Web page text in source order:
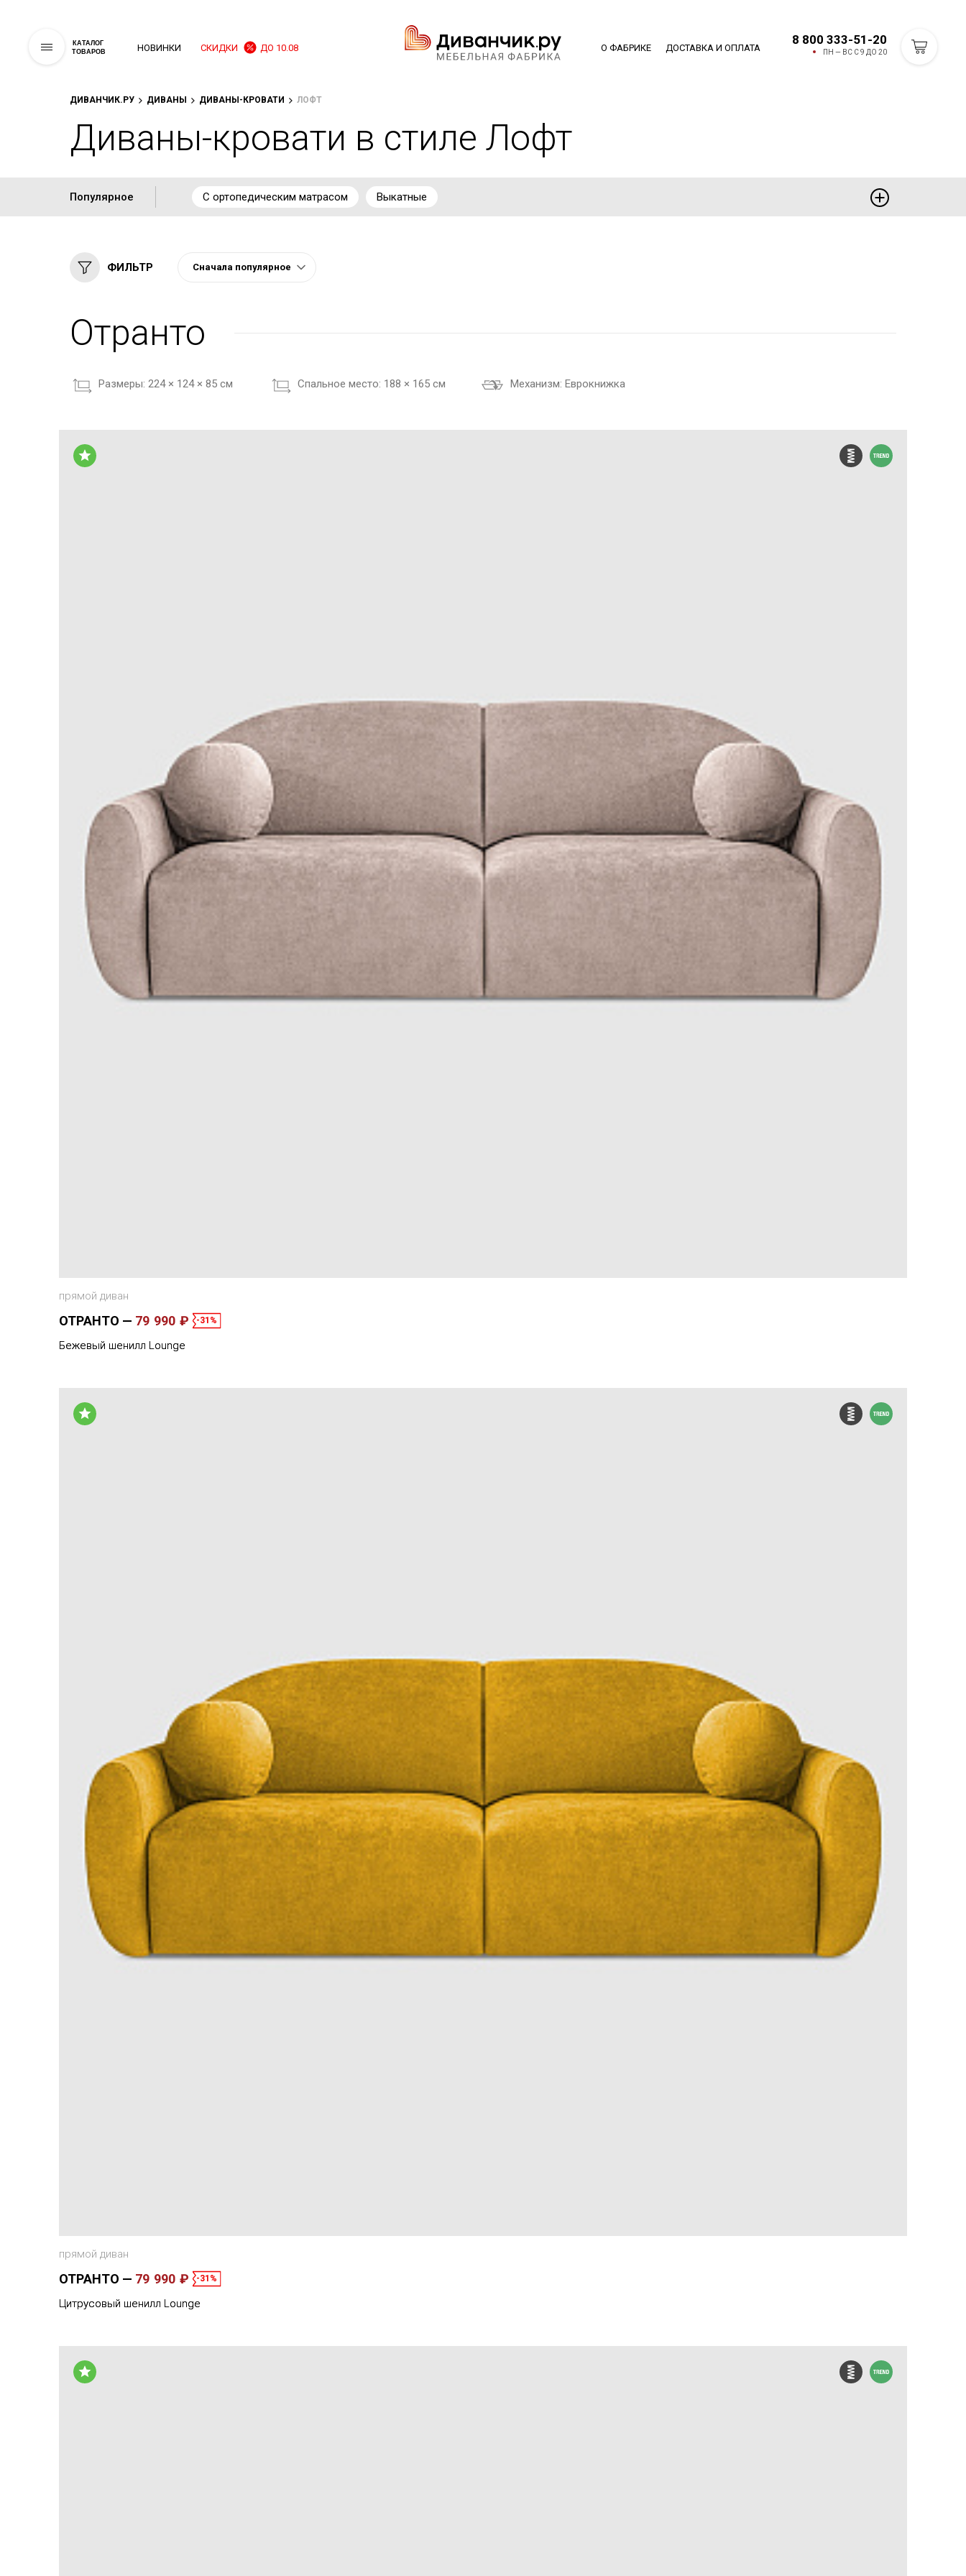
КАТАЛОГ
ТОВАРОВ
НОВИНКИ СКИДКИ ДО 10.08 О ФАБРИКЕ ДОСТАВКА И ОПЛАТА
8 800 333-51-20
ПН — ВС С 9 ДО 20
ДИВАНЧИК.РУ ДИВАНЫ ДИВАНЫ-КРОВАТИ ЛОФТ
Диваны-кровати в стиле Лофт
Популярное С ортопедическим матрасом Выкатные
ФИЛЬТР
Отранто
Размеры: 224 × 124 × 85 см Cпальное место: 188 × 165 см Механизм: Еврокнижка
прямой диван
ОТРАНТО 79 990 ₽ -31%
Бежевый шенилл Lounge
прямой диван
ОТРАНТО 79 990 ₽ -31%
Цитрусовый шенилл Lounge